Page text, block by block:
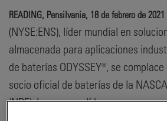
READING, Pensilvania, 18 de febrero de 2021
(NYSE:ENS), líder mundial en
almacenada para aplicaciones
de baterías ODYSSEY®, se
socio oficial de baterías de la
(NRE), la empresa líder en carreras